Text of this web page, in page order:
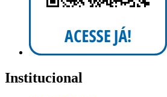
Institucional